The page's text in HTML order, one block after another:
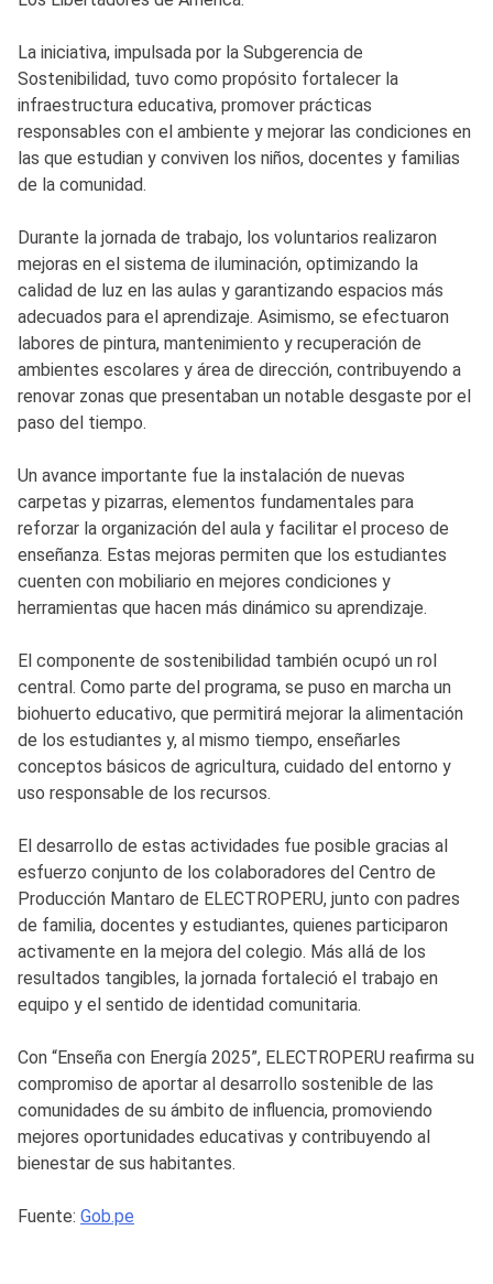
La iniciativa, impulsada por la Subgerencia de
Sostenibilidad, tuvo como propósito fortalecer la
infraestructura educativa, promover prácticas
responsables con el ambiente y mejorar las condiciones en
las que estudian y conviven los niños, docentes y familias
de la comunidad.
Durante la jornada de trabajo, los voluntarios realizaron
mejoras en el sistema de iluminación, optimizando la
calidad de luz en las aulas y garantizando espacios más
adecuados para el aprendizaje. Asimismo, se efectuaron
labores de pintura, mantenimiento y recuperación de
ambientes escolares y área de dirección, contribuyendo a
renovar zonas que presentaban un notable desgaste por el
paso del tiempo.
Un avance importante fue la instalación de nuevas
carpetas y pizarras, elementos fundamentales para
reforzar la organización del aula y facilitar el proceso de
enseñanza. Estas mejoras permiten que los estudiantes
cuenten con mobiliario en mejores condiciones y
herramientas que hacen más dinámico su aprendizaje.
El componente de sostenibilidad también ocupó un rol
central. Como parte del programa, se puso en marcha un
biohuerto educativo, que permitirá mejorar la alimentación
de los estudiantes y, al mismo tiempo, enseñarles
conceptos básicos de agricultura, cuidado del entorno y
uso responsable de los recursos.
El desarrollo de estas actividades fue posible gracias al
esfuerzo conjunto de los colaboradores del Centro de
Producción Mantaro de ELECTROPERU, junto con padres
de familia, docentes y estudiantes, quienes participaron
activamente en la mejora del colegio. Más allá de los
resultados tangibles, la jornada fortaleció el trabajo en
equipo y el sentido de identidad comunitaria.
Con “Enseña con Energía 2025”, ELECTROPERU reafirma su
compromiso de aportar al desarrollo sostenible de las
comunidades de su ámbito de influencia, promoviendo
mejores oportunidades educativas y contribuyendo al
bienestar de sus habitantes.
Fuente: Gob.pe